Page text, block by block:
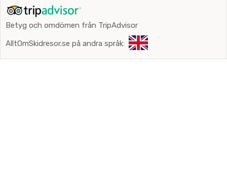
Betyg och omdömen från TripAdvisor
AlltOmSkidresor.se på andra språk: